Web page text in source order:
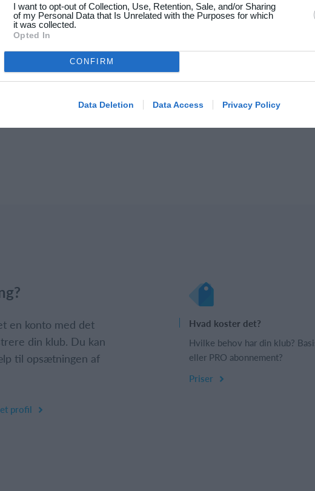
I want to opt-out of Collection, Use, Retention, Sale, and/or Sharing
of my Personal Data that Is Unrelated with the Purposes for which
it was collected.
Opted In
CONFIRM
Data Deletion Data Access Privacy Policy
en konto med det
din klub. Du kan
til opsætningen af
profil
Hvad koster det?
Hvilke behov har din klub?
eller PRO abonnement?
Priser